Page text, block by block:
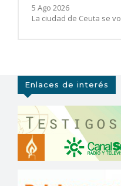
5 Ago 2026
La ciudad de Ceuta se
Enlaces de interés